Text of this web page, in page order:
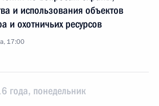
и использования объектов
и охотничьих ресурсов
17:00
года, понедельник